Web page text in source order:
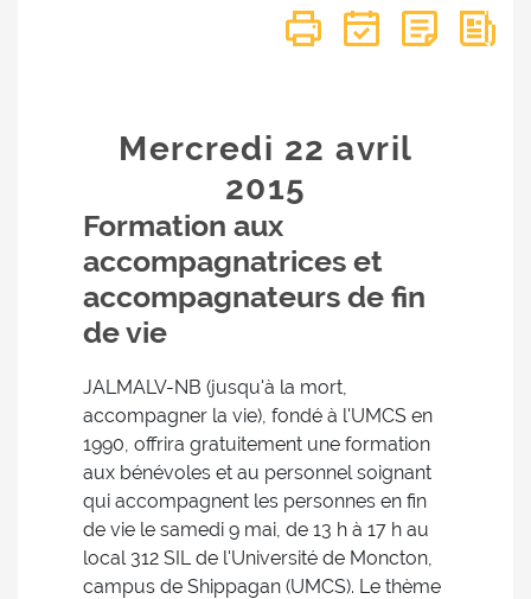
Mercredi 22avril
2015
Formation aux
accompagnatrices et
accompagnateurs de fin
de vie
JALMALV-NB (jusqu'à la mort,
accompagner la vie), fondé à l'UMCS en
1990, offrira gratuitement une formation
aux bénévoles et au personnel soignant
qui accompagnent les personnes en fin
de vie le samedi 9 mai, de 13 h à 17 h au
local 312 SIL de l'Université de Moncton,
campus de Shippagan (UMCS). Le thème